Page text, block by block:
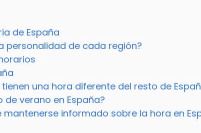
de España
personalidad de cada región?
una hora diferente del resto de
verano en España?
informado sobre la hora en